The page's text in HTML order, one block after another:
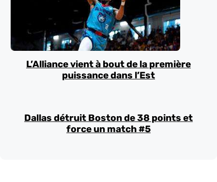
L’Alliance vient à bout de la première
puissance dans l’Est
Dallas détruit Boston de 38 points et
force un match #5